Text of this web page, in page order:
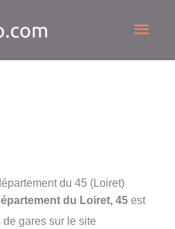
du 45 (Loiret)
du Loiret, 45 est
gares sur le site